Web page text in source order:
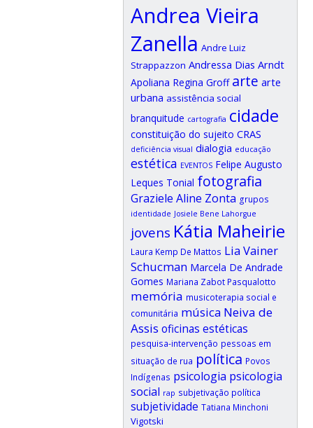
Andrea Vieira
Zanella Andre Luiz
Strappazzon Andressa Dias Arndt
Apoliana Regina Groff arte arte
urbana assistência social
branquitude cartografia cidade
constituição do sujeito CRAS
deficiência visual dialogia educação
estética EVENTOS Felipe Augusto
Leques Tonial fotografia
Graziele Aline Zonta grupos
identidade Josiele Bene Lahorgue
jovens Kátia Maheirie
Laura Kemp De Mattos Lia Vainer
Schucman Marcela De Andrade
Gomes Mariana Zabot Pasqualotto
memória musicoterapia social e
comunitária música Neiva de
Assis oficinas estéticas
pesquisa-intervenção pessoas em
situação de rua política Povos
Indígenas psicologia psicologia
social rap subjetivação política
subjetividade Tatiana Minchoni
Vigotski